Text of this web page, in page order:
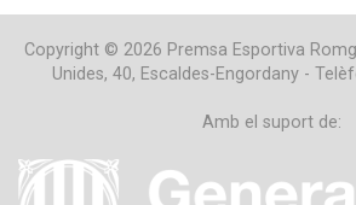
Copyright © 2026 Premsa Esportiva
Unides, 40, Escaldes-Engordany -
Amb el suport de: